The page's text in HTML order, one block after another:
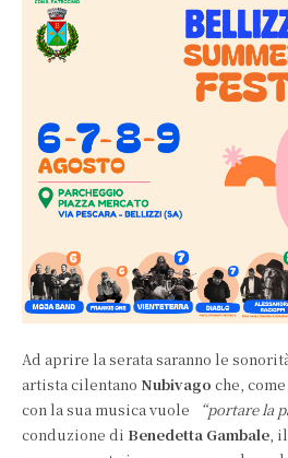
Ad aprire la serata saranno le
artista cilentano Nubivago che,
con la sua musica vuole
“portare la
conduzione di Benedetta Gambale,